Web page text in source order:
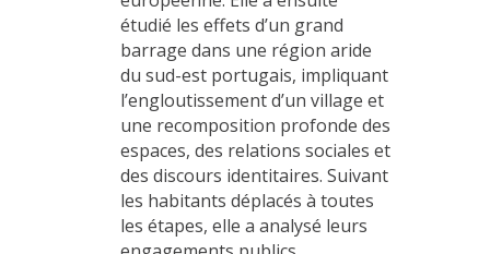
étudié les effets d’un grand
barrage dans une région aride
du sud-est portugais, impliquant
l’engloutissement d’un village et
une recomposition profonde des
espaces, des relations sociales et
des discours identitaires. Suivant
les habitants déplacés à toutes
les étapes, elle a analysé leurs